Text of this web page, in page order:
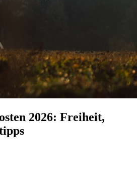
2026: Freiheit,